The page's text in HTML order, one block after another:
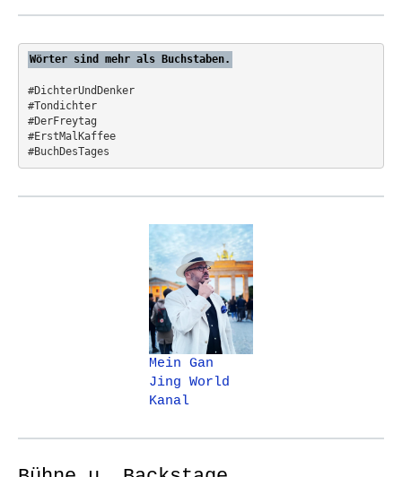
n
r
Wörter sind mehr als Buchstaben.
#DichterUndDenker
#Tondichter
#DerFreytag
#ErstMalKaffee
#BuchDesTages
Mein Gan
Jing World
Kanal